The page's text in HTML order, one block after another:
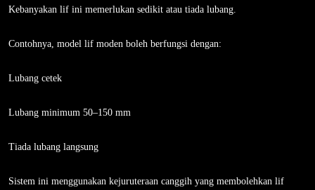
Kebanyakan lif ini memerlukan sedikit atau tiada lubang.
Contohnya, model lif moden boleh berfungsi dengan:
Lubang cetek
Lubang minimum 50–150 mm
Tiada lubang langsung
Sistem ini menggunakan kejuruteraan canggih yang membolehkan lif